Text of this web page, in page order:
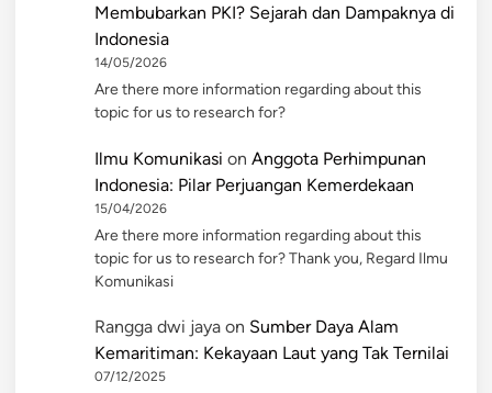
Membubarkan PKI? Sejarah dan Dampaknya di
Indonesia
14/05/2026
Are there more information regarding about this
topic for us to research for?
Ilmu Komunikasi on Anggota Perhimpunan
Indonesia: Pilar Perjuangan Kemerdekaan
15/04/2026
Are there more information regarding about this
topic for us to research for? Thank you, Regard Ilmu
Komunikasi
Rangga dwi jaya on Sumber Daya Alam
Kemaritiman: Kekayaan Laut yang Tak Ternilai
07/12/2025